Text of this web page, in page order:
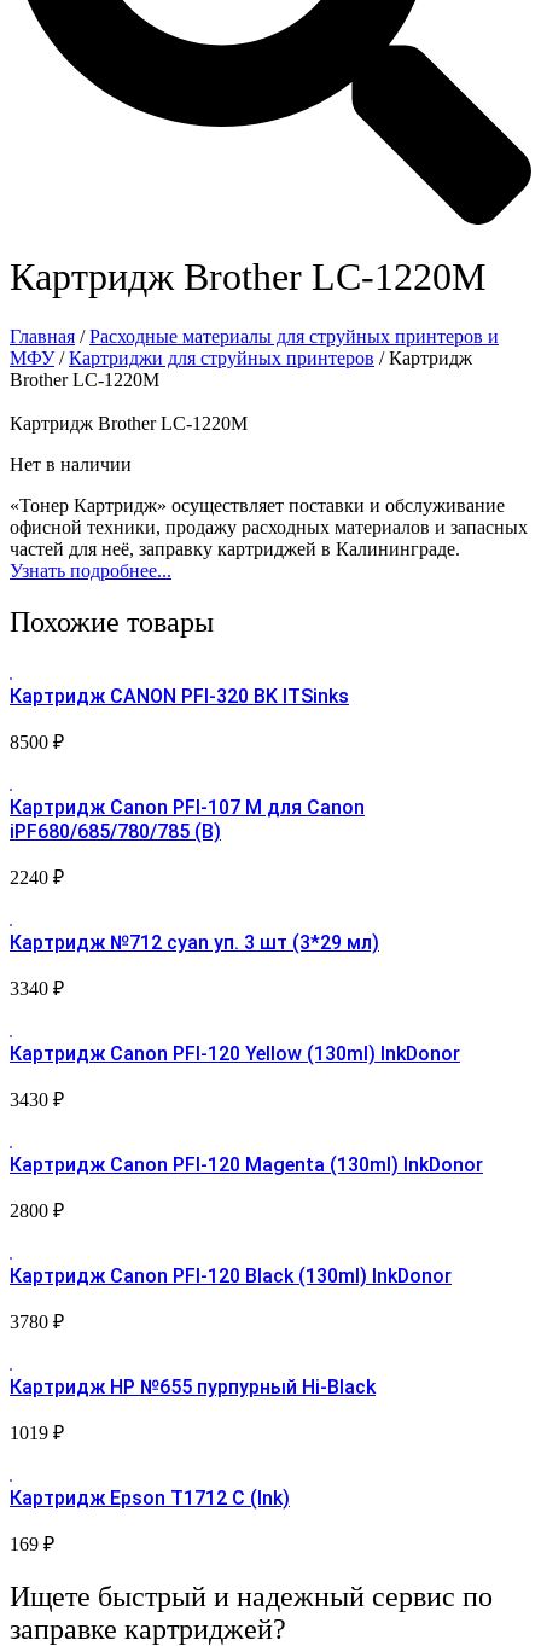
Картридж Brother LC-1220M
Главная /Расходные материалы для струйных принтеров и
МФУ/Картриджи для струйных принтеров / Картридж
Brother LC-1220M
Картридж Brother LC-1220M
Нет в наличии
«Тонер Картридж» осуществляет поставки и обслуживание
офисной техники, продажу расходных материалов и запасных
частей для неё, заправку картриджей в Калининграде.
Узнать подробнее...
Похожие товары
Картридж CANON PFI-320 BK ITSinks
8500 ₽
Картридж Canon PFI-107 М для Canon
iPF680/685/780/785 (B)
2240 ₽
Картридж №712 cyan уп. 3 шт (3*29 мл)
3340 ₽
Картридж Canon PFI-120 Yellow (130ml) InkDonor
3430 ₽
Картридж Canon PFI-120 Magenta (130ml) InkDonor
2800 ₽
Картридж Canon PFI-120 Black (130ml) InkDonor
3780 ₽
Картридж HP №655 пурпурный Hi-Black
1019 ₽
Картридж Epson T1712 С (Ink)
169 ₽
Ищете быстрый и надежный сервис по
заправке картриджей?